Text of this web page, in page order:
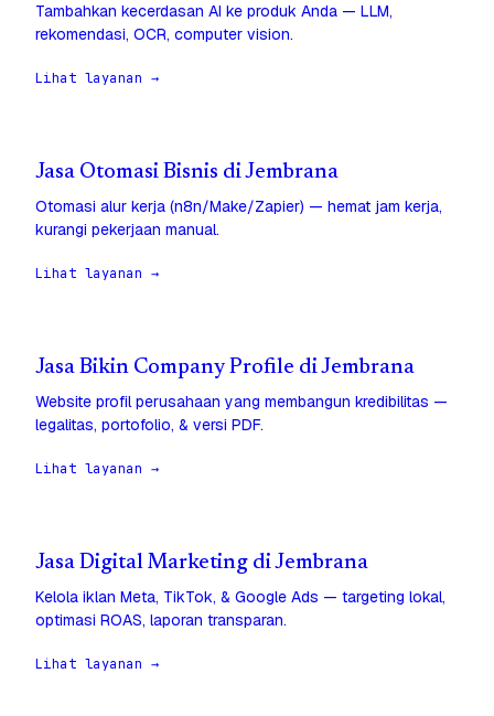
Tambahkan kecerdasan AI ke produk Anda — LLM,
rekomendasi, OCR, computer vision.
Lihat layanan →
Jasa Otomasi Bisnis di Jembrana
Otomasi alur kerja (n8n/Make/Zapier) — hemat jam kerja,
kurangi pekerjaan manual.
Lihat layanan →
Jasa Bikin Company Profile di Jembrana
Website profil perusahaan yang membangun kredibilitas —
legalitas, portofolio, & versi PDF.
Lihat layanan →
Jasa Digital Marketing di Jembrana
Kelola iklan Meta, TikTok, & Google Ads — targeting lokal,
optimasi ROAS, laporan transparan.
Lihat layanan →